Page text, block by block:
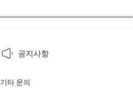
공지사항
기타 문의